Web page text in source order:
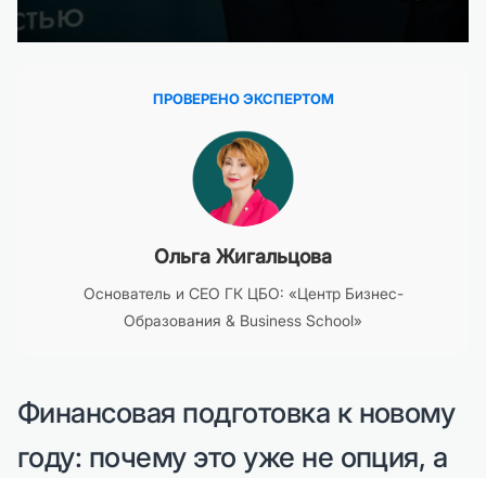
ПРОВЕРЕНО ЭКСПЕРТОМ
Ольга Жигальцова
Основатель и CEO ГК ЦБО: «Центр Бизнес-
Образования & Business School»
Финансовая подготовка к новому
году: почему это уже не опция, а